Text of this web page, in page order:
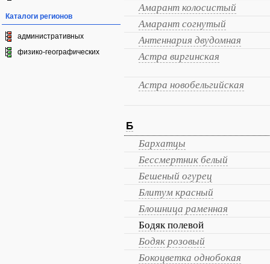
Каталоги регионов
административных
физико-географических
Амарант колосистый
Амарант согнутый
Антеннария двудомная
Астра виргинская
Астра новобельгийская
Б
Бархатцы
Бессмертник белый
Бешеный огурец
Блитум красный
Блошница раменная
Бодяк полевой
Бодяк розовый
Бокоцветка однобокая